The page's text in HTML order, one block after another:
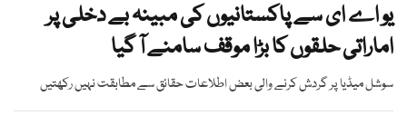
یو اے ای سے پاکستانیوں کی مبینہ بے دخلی پر
اماراتی حلقوں کا بڑا موقف سامنے آ گیا
سوشل میڈیا پر گردش کرنے والی بعض اطلاعات حقائق سے مطابقت نہیں رکھتیں